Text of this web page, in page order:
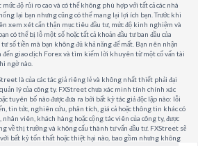
độ rủi ro cao và có thể không phù hợp với tất cả các nhà
lại bạn nhưng cũng có thể mang lại lợi ích bạn. Trước khi
xem xét cẩn thận mục tiêu đầu tư, mức độ kinh nghiệm và
có thể bị lỗ một số hoặc tất cả khoản đầu tư ban đầu của
số tiền mà bạn không đủ khả năng để mất. Bạn nên nhận
đến giao dịch Forex và tìm kiếm lời khuyên từ một cố vấn tài
ngờ nào.
là của các tác giả riêng lẻ và không nhất thiết phải đại
lý của công ty. FXStreet chưa xác minh tính chính xác
tuyên bố nào được đưa ra bởi bất kỳ tác giả độc lập nào: lỗi
tin tức, nghiên cứu, phân tích, giá cả hoặc thông tin khác có
viên, khách hàng hoặc cộng tác viên của công ty, được
về thị trường và không cấu thành tư vấn đầu tư. FXStreet sẽ
bất kỳ tổn thất hoặc thiệt hại nào, bao gồm nhưng không